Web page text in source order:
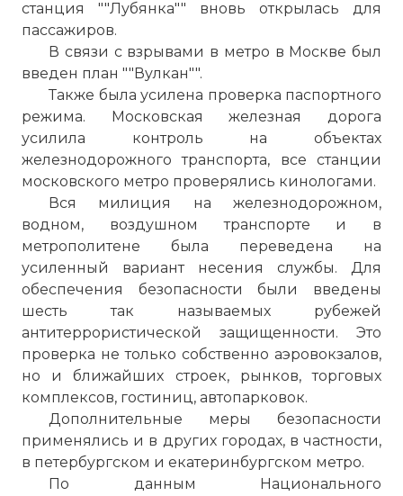
станция ""Лубянка"" вновь открылась для
пассажиров.
В связи с взрывами в метро в Москве был
введен план ""Вулкан"".
Также была усилена проверка паспортного
режима. Московская железная дорога
усилила контроль на объектах
железнодорожного транспорта, все станции
московского метро проверялись кинологами.
Вся милиция на железнодорожном,
водном, воздушном транспорте и в
метрополитене была переведена на
усиленный вариант несения службы. Для
обеспечения безопасности были введены
шесть так называемых рубежей
антитеррористической защищенности. Это
проверка не только собственно аэровокзалов,
но и ближайших строек, рынков, торговых
комплексов, гостиниц, автопарковок.
Дополнительные меры безопасности
применялись и в других городах, в частности,
в петербургском и екатеринбургском метро.
По данным Национального
☓
На станции "Лубянка"
Фото статьи: